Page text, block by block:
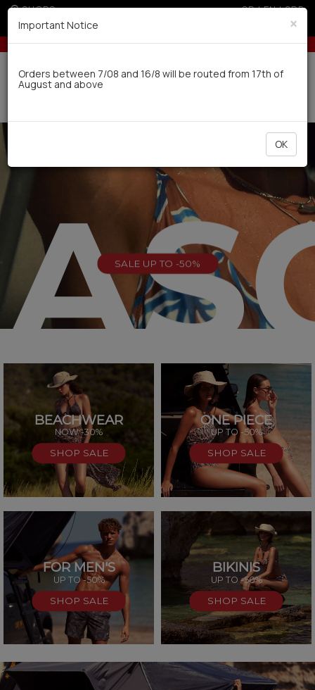
SHOPS GR|EN|SRB
Up to 6 interest-free installments with credit cards for
EU
Delivery in 7-9 working days via UPS
SALE UP TO -50%
BEACHWEAR
NOW -30%
SHOP SALE
ONE PIECE
UP TO -50%
SHOP SALE
FOR MEN'S
UP TO -50%
SHOP SALE
BIKINIS
UP TO -50%
SHOP SALE
×
Important Notice
Orders between 7/08 and 16/8 will be routed from 17th of
August and above
OK